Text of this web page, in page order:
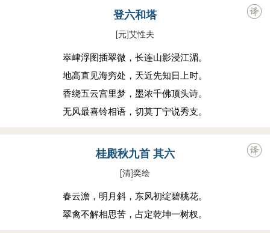
登六和塔
[元]艾性夫
崒峍浮图插翠微，长连山影浸江湄。
地高直见海穷处，天近先知日上时。
香绕五云宫里梦，墨浓千佛顶头诗。
无风最喜铃相语，切莫丁宁说秀支。
桂殿秋九首 其六
[清]奕绘
春云澹，明月斜，东风初绽碧桃花。
翠禽不解相思苦，占定乾坤一树杈。